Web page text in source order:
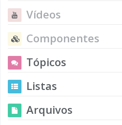
Vídeos
Componentes
Tópicos
Listas
Arquivos